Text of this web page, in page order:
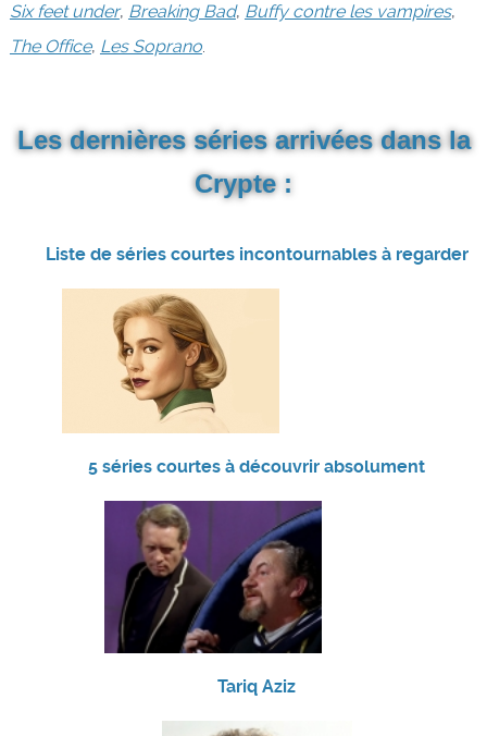
Six feet under, Breaking Bad, Buffy contre les vampires,
The Office, Les Soprano.
Les dernières séries arrivées dans la
Crypte :
Liste de séries courtes incontournables à regarder
5 séries courtes à découvrir absolument
Tariq Aziz